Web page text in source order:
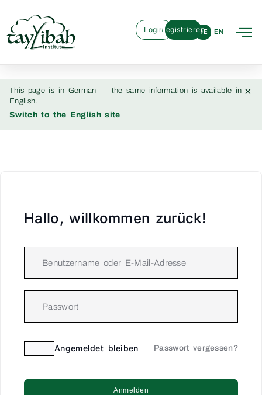
DE EN
LoginRegistrieren
This page is in German — the same information is available in
English.
Switch to the English site
×
Hallo, willkommen zurück!
Angemeldet bleiben Passwort vergessen?
Anmelden